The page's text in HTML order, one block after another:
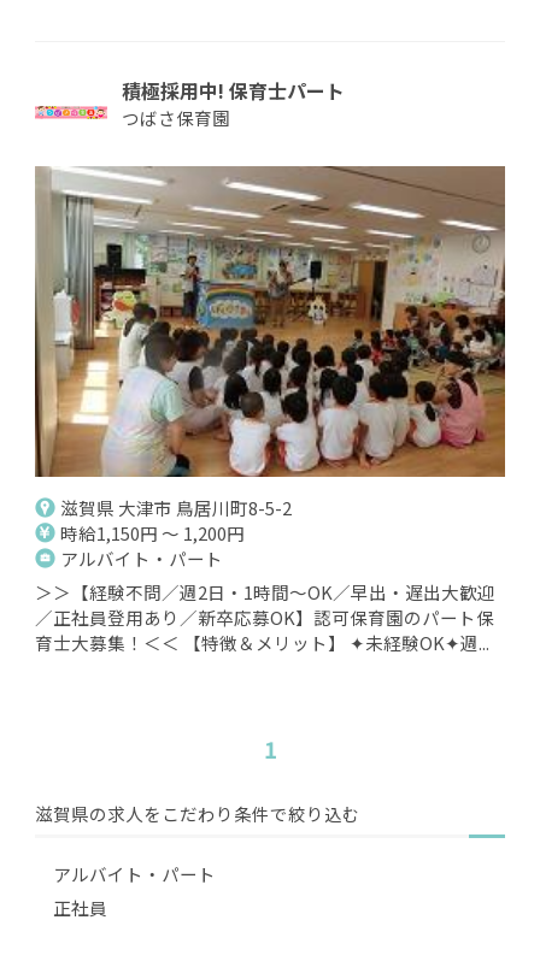
積極採用中! 保育士パート
つばさ保育園
滋賀県 大津市 鳥居川町8-5-2
時給1,150円 ～ 1,200円
アルバイト・パート
＞＞【経験不問／週2日・1時間～OK／早出・遅出大歓迎
／正社員登用あり／新卒応募OK】認可保育園のパート保
育士大募集！＜＜ 【特徴＆メリット】 ✦未経験OK✦週...
1
滋賀県の求人をこだわり条件で絞り込む
アルバイト・パート
正社員